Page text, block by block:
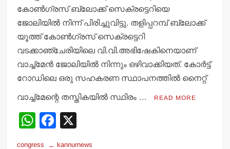
കോണ്‍ഗ്രസ് ബ്ലോക്ക് സെക്രട്ടെറിയെ
ജോലിയില്‍ നിന്ന് പിരിച്ചുവിട്ടു. തളിപ്പറമ്പ് ബ്ലോക്ക്
യൂത്ത് കോണ്‍ഗ്രസ് സെക്രട്ടെറി
വടക്കാഞ്ചേരിയിലെ വി.വി.അഭിഷേകിനെയാണ്
വാച്ച്‌മേന്‍ ജോലിയില്‍ നിന്നും ഒഴിവാക്കിയത്. കോര്‍ട്ട്
റോഡിലെ ഒരു സഹകരണ സ്ഥാപനത്തില്‍ നൈറ്റ്
വാച്ച്‌മേന്റെ തസ്തികയില്‍ സ്ഥിരം … READ MORE
W
F
congress kannurnews